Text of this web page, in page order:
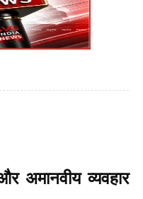
अमानवीय व्यवहार